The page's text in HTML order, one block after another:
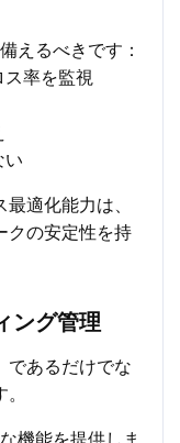
えるべきです：
率を監視
い
適化能力は、
クの安定性を持
ング管理
であるだけでな
機能を提供しま